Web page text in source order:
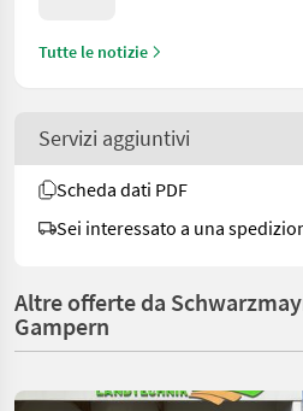
Tutte le notizie
Servizi aggiuntivi
Scheda dati PDF
Sei interessato a una
Altre offerte da
Gampern